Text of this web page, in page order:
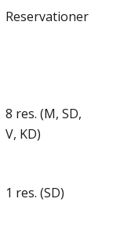
Reservationer
8 res. (M, SD,
V, KD)
1 res. (SD)